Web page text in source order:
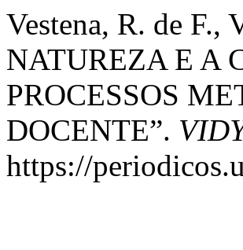
Vestena, R. de
NATUREZA E A
PROCESSOS
DOCENTE”.
https://